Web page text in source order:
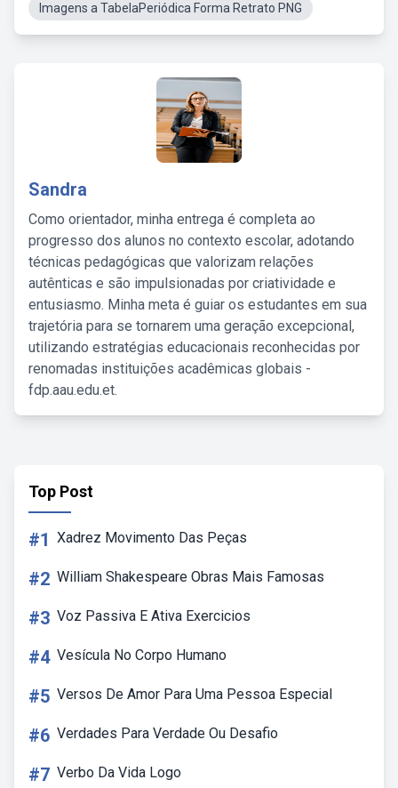
Imagens a TabelaPeriódica Forma Retrato PNG
Sandra
Como orientador, minha entrega é completa ao
progresso dos alunos no contexto escolar, adotando
técnicas pedagógicas que valorizam relações
autênticas e são impulsionadas por criatividade e
entusiasmo. Minha meta é guiar os estudantes em sua
trajetória para se tornarem uma geração excepcional,
utilizando estratégias educacionais reconhecidas por
renomadas instituições acadêmicas globais -
fdp.aau.edu.et.
Top Post
#1 Xadrez Movimento Das Peças
#2 William Shakespeare Obras Mais Famosas
#3 Voz Passiva E Ativa Exercicios
#4 Vesícula No Corpo Humano
#5 Versos De Amor Para Uma Pessoa Especial
#6 Verdades Para Verdade Ou Desafio
#7 Verbo Da Vida Logo